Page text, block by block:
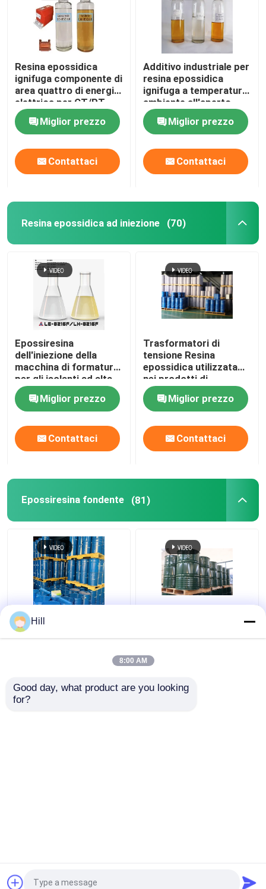
Resina epossidica
ignifuga componente di
area quattro di energia
elettrica per CT/PT
Miglior prezzo
Contattaci
Additivo industriale per
resina epossidica
ignifuga a temperatura
ambiente all'aperto
Miglior prezzo
Contattaci
Resina epossidica ad iniezione (70)
Epossiresina
dell'iniezione della
macchina di formatura
per gli isolanti ad alta
tensione
Miglior prezzo
Contattaci
Trasformatori di
tensione Resina
epossidica utilizzata
nei prodotti di
isolamento elettrico ad
alta tensione
Miglior prezzo
Contattaci
Epossiresina fondente (81)
Resina epossidica
poliuretanica
resistenza ai raggi UV
per applicazioni
elettriche
cinese.Copyright © 2026 Shanghai Wenyou
Hill
8:00 AM
Good day, what product are you looking
for?